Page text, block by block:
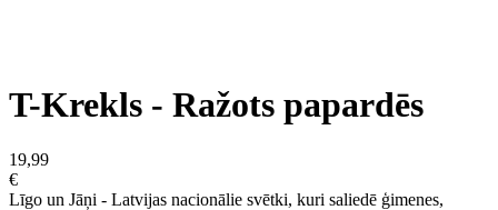
T-Krekls - Ražots papardēs
19,99
€
Līgo un Jāņi - Latvijas nacionālie svētki, kuri saliedē ģimenes,